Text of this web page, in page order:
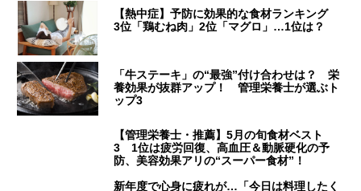
【熱中症】予防に効果的な食材ランキング
3位「鶏むね肉」2位「マグロ」…1位は？
「牛ステーキ」の“最強”付け合わせは？ 栄
養効果が抜群アップ！ 管理栄養士が選ぶト
ップ3
【管理栄養士・推薦】5月の旬食材ベスト
3 1位は疲労回復、高血圧＆動脈硬化の予
防、美容効果アリの“スーパー食材”！
新年度で心身に疲れが…「今日は料理したく